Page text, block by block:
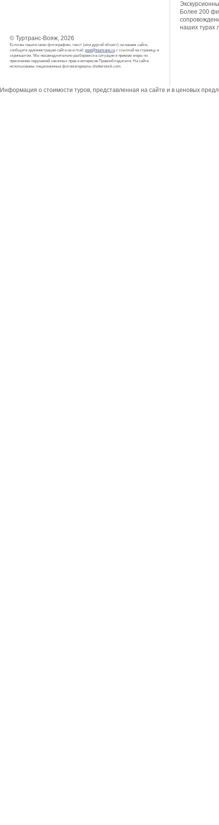
© Туртранс-Вояж, 2026
Если вы нашли свою фотографию, текст (или другой объект) на нашем сайте,
сообщите администрации сайта на e-mail: post@tourtrans.ru с ссылкой на страницу и
скриншотом. Мы незамедлительно разберемся в ситуации и примем меры по
пресечению нарушений законных прав и интересов Правообладателя. На сайте
использованы лицензионные фотоматериалы shutterstock.com.
Более 200
наших турах
Информация о стоимости туров, представленная на сайте и в ценовых